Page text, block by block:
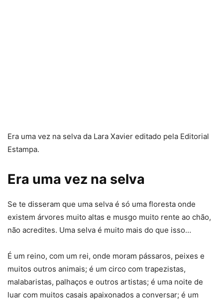
Era uma vez na selva da Lara Xavier editado pela Editorial
Estampa.
Era uma vez na selva
Se te disseram que uma selva é só uma floresta onde
existem árvores muito altas e musgo muito rente ao chão,
não acredites. Uma selva é muito mais do que isso…
É um reino, com um rei, onde moram pássaros, peixes e
muitos outros animais; é um circo com trapezistas,
malabaristas, palhaços e outros artistas; é uma noite de
luar com muitos casais apaixonados a conversar; é um